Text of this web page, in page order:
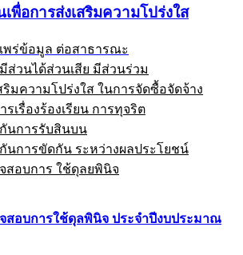
พื่อการส่งเสริมความโปร่งใส
พร่ข้อมูล ต่อสาธารณะ
ส่วนได้ส่วนเสีย มีส่วนร่วม
ริมความโปร่งใส ในการจัดซื้อจัดจ้าง
รเรื่องร้องเรียน การทุจริต
นการรับสินบน
นการขัดกัน ระหว่างผลประโยชน์
สอบการ ใช้ดุลยพินิจ
สอบการใช้ดุลพินิจ ประจำปีงบประมาณ